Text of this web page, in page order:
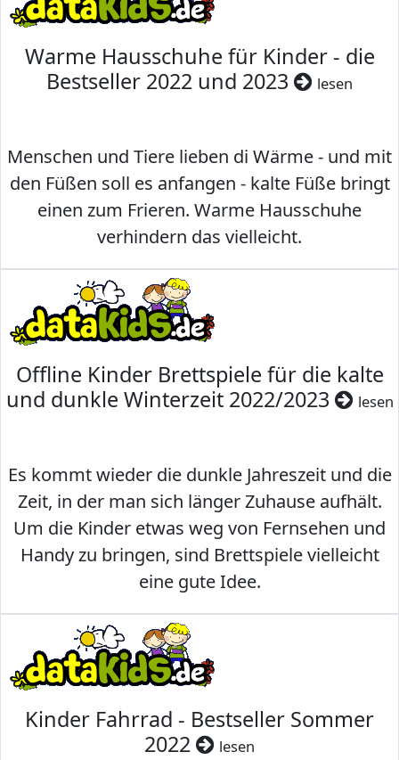
Warme Hausschuhe für Kinder - die
Bestseller 2022 und 2023
lesen
Menschen und Tiere lieben di Wärme - und mit
den Füßen soll es anfangen - kalte Füße bringt
einen zum Frieren. Warme Hausschuhe
verhindern das vielleicht.
Offline Kinder Brettspiele für die kalte
und dunkle Winterzeit 2022/2023
lesen
Es kommt wieder die dunkle Jahreszeit und die
Zeit, in der man sich länger Zuhause aufhält.
Um die Kinder etwas weg von Fernsehen und
Handy zu bringen, sind Brettspiele vielleicht
eine gute Idee.
Kinder Fahrrad - Bestseller Sommer
2022
lesen